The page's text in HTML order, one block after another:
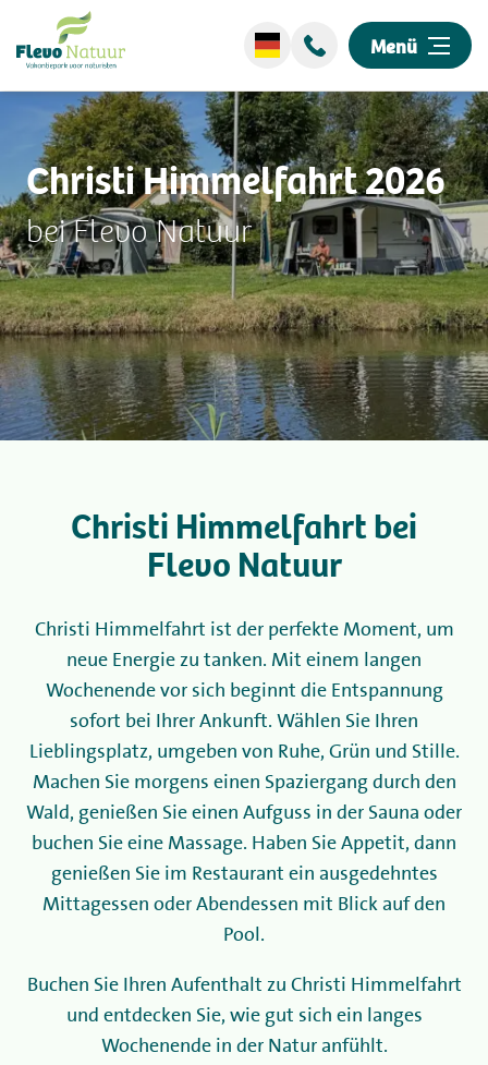
Menü
Wellness
Übernachten
Entdecken Sie unseren Park
Events
Umgebung
Camping
Wellness
+31 (0) 36 - 522 8880
Informationen für Gäste
Contact
Werken bij
Christi Himmelfahrt 2026
bei Flevo Natuur
Christi Himmelfahrt bei
Flevo Natuur
Christi Himmelfahrt ist der perfekte Moment, um
neue Energie zu tanken. Mit einem langen
Wochenende vor sich beginnt die Entspannung
sofort bei Ihrer Ankunft. Wählen Sie Ihren
Lieblingsplatz, umgeben von Ruhe, Grün und Stille.
Machen Sie morgens einen Spaziergang durch den
Wald, genießen Sie einen Aufguss in der Sauna oder
buchen Sie eine Massage. Haben Sie Appetit, dann
genießen Sie im Restaurant ein ausgedehntes
Mittagessen oder Abendessen mit Blick auf den
Pool.
Buchen Sie Ihren Aufenthalt zu Christi Himmelfahrt
und entdecken Sie, wie gut sich ein langes
Wochenende in der Natur anfühlt.